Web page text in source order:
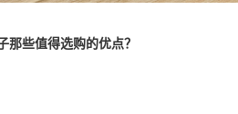
那些值得选购的优点？